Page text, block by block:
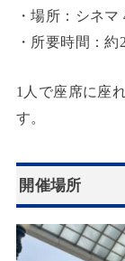
・場所：シネ
・所要時間：約
1人で座席に座
す。
開催場所